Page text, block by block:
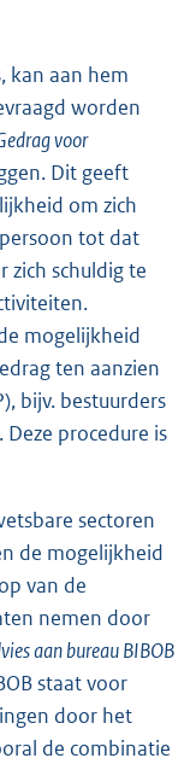
kan aan hem
worden
voor
Dit geeft
om zich
tot dat
schuldig te
mogelijkheid
ten aanzien
bijv. bestuurders
procedure is
sectoren
de mogelijkheid
van de
nemen door
aan bureau BIBOB
staat voor
door het
de combinatie